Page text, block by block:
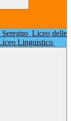
Seregno Liceo delle
Linguistico